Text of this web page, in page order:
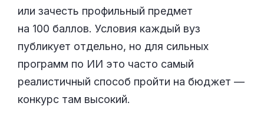
или зачесть профильный предмет
на 100 баллов. Условия каждый вуз
публикует отдельно, но для сильных
программ по ИИ это часто самый
реалистичный способ пройти на бюджет —
конкурс там высокий.